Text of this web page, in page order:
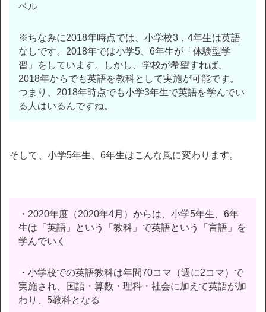
ベル
※ちなみに2018年時点では、小学校3，4年生は英語
なしです。2018年では小学5、6年生が「体験型学
習」をしています。しかし、学校が希望すれば、
2018年からでも英語を教科として実施が可能です。
つまり、2018年時点でも小学3年生で英語を学んでい
る人はいるんですね。
そして、小学5年生、6年生はこんな風に変わります。
・2020年度（2020年4月）からは、小学5年生、6年
生は「英語」という「教科」で英語という「言語」を
学んでいく
・小学校での英語教科は年間70コマ（週に2コマ）で
実施され、国語・算数・理科・社会に加えて英語が加
わり、5教科となる